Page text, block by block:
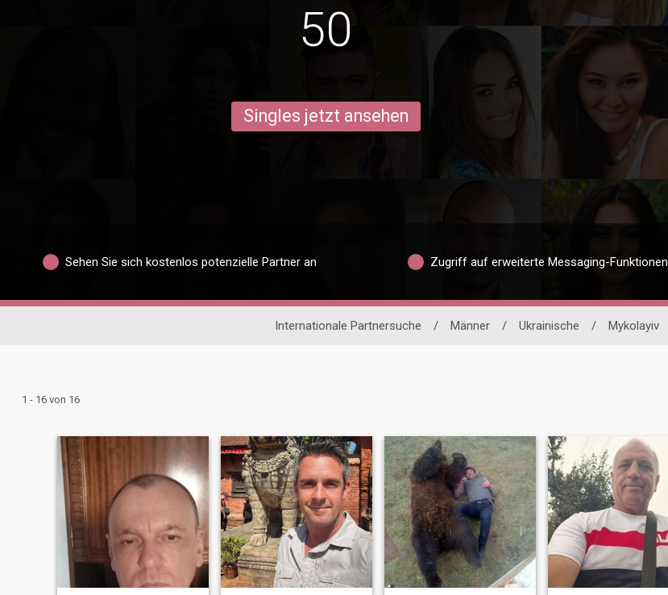
50
Singles jetzt ansehen
Sehen Sie sich kostenlos potenzielle Partner an Zugriff auf erweiterte Messaging-Funktionen
Internationale Partnersuche / Männer / Ukrainische / Mykolayiv
1 - 16 von 16